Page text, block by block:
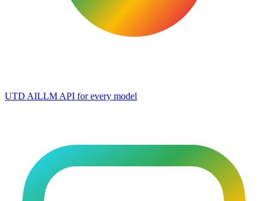
UTD AILLM API for every model